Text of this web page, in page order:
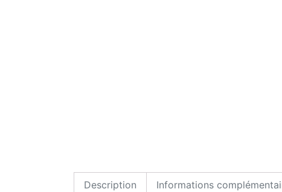
Description Informations